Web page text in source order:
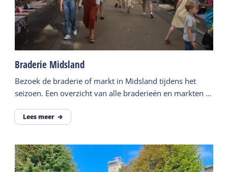
Braderie Midsland
Bezoek de braderie of markt in Midsland tijdens het
seizoen. Een overzicht van alle braderieën en markten in
Lees meer